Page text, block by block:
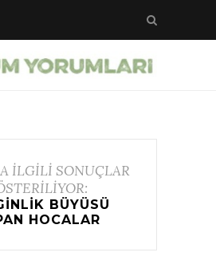
İLGİLİ SONUÇLAR
BÜYÜSÜ
HOCALAR